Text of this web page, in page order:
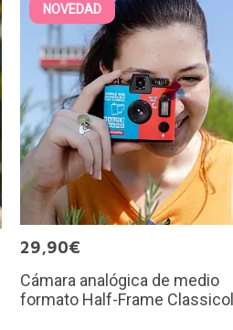
NOVEDAD
29,90€
Cámara analógica de medio
formato Half-Frame